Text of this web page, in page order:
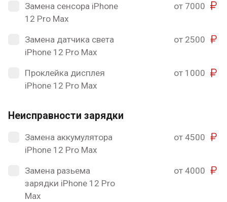
Замена сенсора iPhone
12 Pro Max
от 7000
Замена датчика света
iPhone 12 Pro Max
от 2500
Проклейка дисплея
iPhone 12 Pro Max
от 1000
Неисправности зарядки
Замена аккумулятора
iPhone 12 Pro Max
от 4500
Замена разьема
зарядки iPhone 12 Pro
Max
от 4000